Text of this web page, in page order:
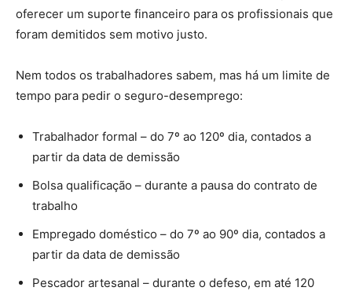
oferecer um suporte financeiro para os profissionais que
foram demitidos sem motivo justo.
Nem todos os trabalhadores sabem, mas há um limite de
tempo para pedir o seguro-desemprego:
Trabalhador formal – do 7º ao 120º dia, contados a
partir da data de demissão
Bolsa qualificação – durante a pausa do contrato de
trabalho
Empregado doméstico – do 7º ao 90º dia, contados a
partir da data de demissão
Pescador artesanal – durante o defeso, em até 120